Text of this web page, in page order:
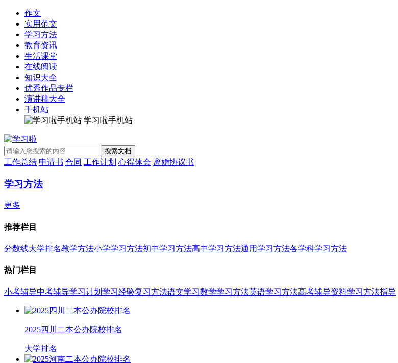
作文
实用范文
学习方法
教育资讯
生活课堂
在线阅读
知识大全
优秀作品专栏
演讲稿大全
手机站
学习啦手机站
工作总结 申请书 合同 工作计划 心得体会 离婚协议书
学习方法
更多
推荐栏目
分数线大学排名教学方法小学学习方法初中学习方法高中学习方法通用学习方法各学科学习方法
热门栏目
小考辅导中考辅导学习计划 学习经验复习方法语文学习数学学习方法英语学习方法高考辅导资料学习方法指导
2025四川二本公办院校排名
大学排名